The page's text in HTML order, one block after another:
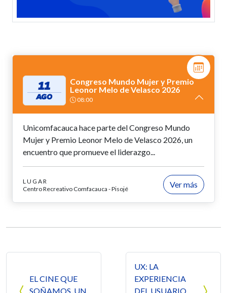
11
AGO
Congreso Mundo Mujer y Premio
Leonor Melo de Velasco 2026
08:00
Unicomfacauca hace parte del Congreso Mundo
Mujer y Premio Leonor Melo de Velasco 2026, un
encuentro que promueve el liderazgo...
LUGAR
Centro Recreativo Comfacauca - Pisojé
Ver más
EL CINE QUE
SOÑAMOS, UN
UX: LA
EXPERIENCIA
DEL USUARIO